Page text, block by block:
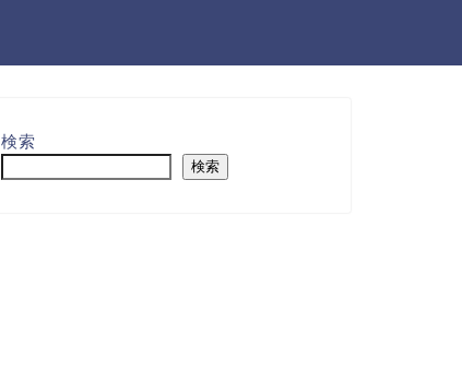
検索
検索